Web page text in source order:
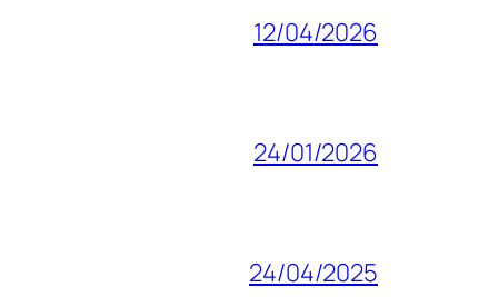
12/04/2026
24/01/2026
24/04/2025